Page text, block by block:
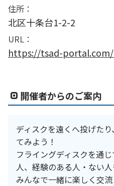
住所：
北区十条台1-2-2
URL：
https://tsad-
開催者からのご案内
ディスクを遠くへ投げた
てみよう！
フライングディスクを通
人、経験のある人・ない人
みんなで一緒に楽しく交流